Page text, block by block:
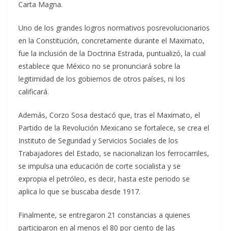
Carta Magna.
Uno de los grandes logros normativos posrevolucionarios
en la Constitución, concretamente durante el Maximato,
fue la inclusión de la Doctrina Estrada, puntualizó, la cual
establece que México no se pronunciará sobre la
legitimidad de los gobiernos de otros países, ni los
calificará.
Además, Corzo Sosa destacó que, tras el Maximato, el
Partido de la Revolución Mexicano se fortalece, se crea el
Instituto de Seguridad y Servicios Sociales de los
Trabajadores del Estado, se nacionalizan los ferrocarriles,
se impulsa una educación de corte socialista y se
expropia el petróleo, es decir, hasta este periodo se
aplica lo que se buscaba desde 1917.
Finalmente, se entregaron 21 constancias a quienes
participaron en al menos el 80 por ciento de las